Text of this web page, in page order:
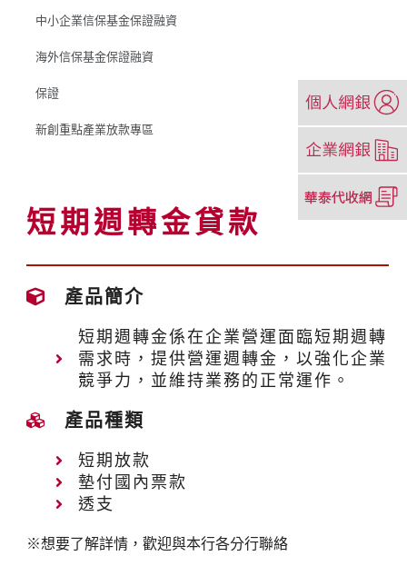
中小企業信保基金保證融資
海外信保基金保證融資
保證
新創重點產業放款專區
短期週轉金貸款
產品簡介
短期週轉金係在企業營運面臨短期週轉
需求時，提供營運週轉金，以強化企業
競爭力，並維持業務的正常運作。
產品種類
短期放款
墊付國內票款
透支
※想要了解詳情，歡迎與本行各分行聯絡
開
新
視
窗）
開
新
視
窗）
開
窗）